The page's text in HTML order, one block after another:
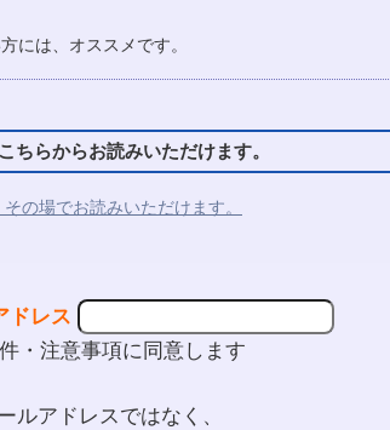
には、オススメです。
らからお読みいただけます。
の場でお読みいただけます。
ドレス
・注意事項に同意します
ルアドレスではなく、